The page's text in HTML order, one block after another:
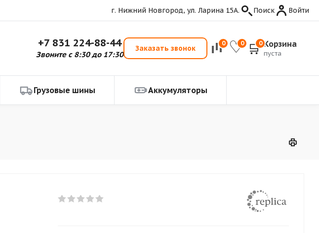
г. Нижний Новгород, ул. Ларина 15А. Поиск Войти
+7 831 224-88-44
Звоните с 8:30 до 17:30
Заказать звонок
0 0 0 Корзина
пуста
Грузовые шины Аккумуляторы